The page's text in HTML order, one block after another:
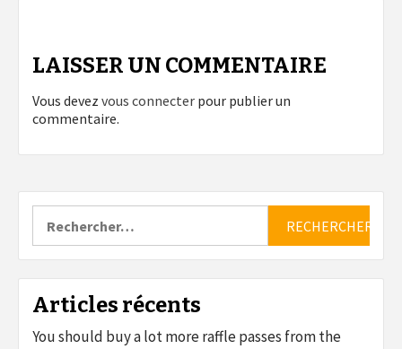
LAISSER UN COMMENTAIRE
Vous devez vous connecter pour publier un
commentaire.
Articles récents
You should buy a lot more raffle passes from the